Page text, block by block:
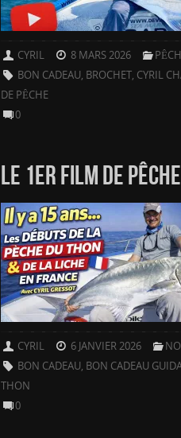
CYRIL 8 MARS 2026
BON CADEAU, BROCHET, CYRIL
DE PÊCHE
0
LE 1ER FILM DE
CYRIL 6 JANVIER 2026
BON CADEAU, BON CADEAU
THON
0